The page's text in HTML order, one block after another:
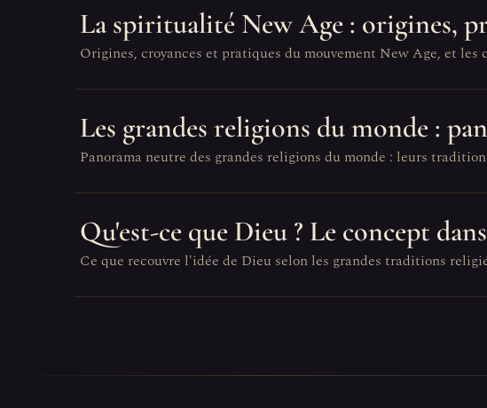
La spiritualité New Age : origines,
Origines, croyances et pratiques du mouvement New Age, et
Les grandes religions du monde :
Panorama neutre des grandes religions du monde : leurs
Qu'est-ce que Dieu ? Le concept
Ce que recouvre l'idée de Dieu selon les grandes traditions